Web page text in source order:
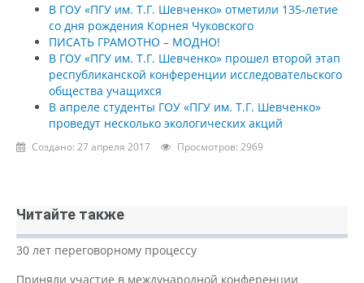
В ГОУ «ПГУ им. Т.Г. Шевченко» отметили 135-летие
со дня рождения Корнея Чуковского
ПИСАТЬ ГРАМОТНО – МОДНО!
В ГОУ «ПГУ им. Т.Г. Шевченко» прошел второй этап
республиканской конференции исследовательского
общества учащихся
В апреле студенты ГОУ «ПГУ им. Т.Г. Шевченко»
проведут несколько экологических акций
Создано: 27 апреля 2017 Просмотров: 2969
Читайте также
30 лет переговорному процессу
Приняли участие в международной конференции